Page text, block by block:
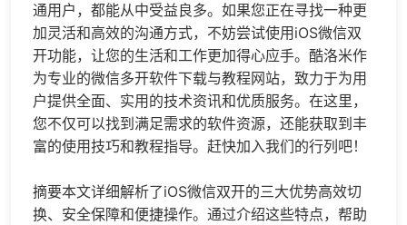
通用户，都能从中受益良多。如果您正在寻找一种更
加灵活和高效的沟通方式，不妨尝试使用iOS微信双
开功能，让您的生活和工作更加得心应手。酷洛米作
为专业的微信多开软件下载与教程网站，致力于为用
户提供全面、实用的技术资讯和优质服务。在这里，
您不仅可以找到满足需求的软件资源，还能获取到丰
富的使用技巧和教程指导。赶快加入我们的行列吧！
摘要本文详细解析了iOS微信双开的三大优势高效切
换、安全保障和便捷操作。通过介绍这些特点，帮助